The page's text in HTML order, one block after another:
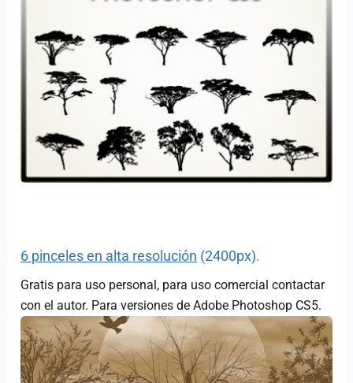
6 pinceles en alta resolución (2400px).
Gratis para uso personal, para uso comercial contactar
con el autor. Para versiones de Adobe Photoshop CS5.